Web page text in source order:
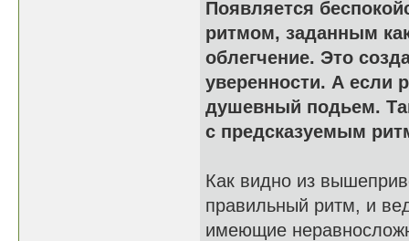
Появляется
ритмом, заданным
облегчение. Это
уверенности. А если
душевный подьем.
с предсказуемым
Как видно из
правильный ритм, и
имеющие